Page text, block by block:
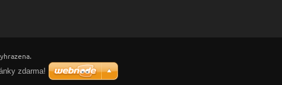
zdarma!